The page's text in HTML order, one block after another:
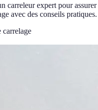
carreleur expert pour assurer
avec des conseils pratiques.
carrelage